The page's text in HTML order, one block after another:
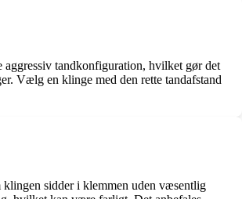
tandkonfiguration, hvilket gør det
Vælg en klinge med den rette tandafstand
klingen sidder i klemmen uden væsentlig